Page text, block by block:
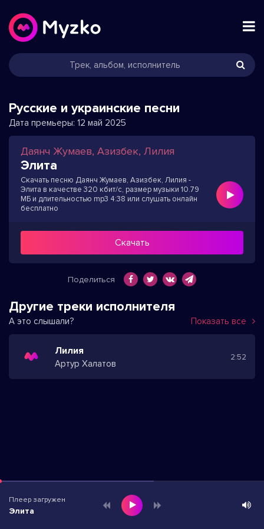
Русские и украинские песни
Дата премьеры: 12 май 2025
Даянч Жумаев, Азизбек, Лилия
Элита
Скачать песню Даянч Жумаев, Азизбек, Лилия -
Элита в качестве 320 кбит/с, размер музыки 10.79
МБ и длительностью mp3 4:38 или слушать онлайн
бесплатно
Скачать
Поделиться
Другие треки исполнителя
А это слышали? Показать все
Лилия
Артур Халатов
2:52
Плеер загружен
Элита